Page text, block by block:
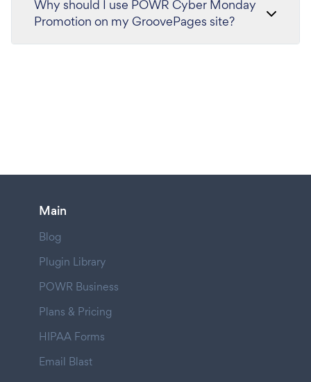
Why should I use POWR Cyber Monday
Promotion on my GroovePages site?
Main
Blog
Plugin Library
POWR Business
Plans & Pricing
HIPAA Forms
Email Blast